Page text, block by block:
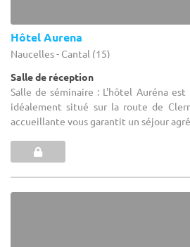
Hôtel Aurena
Naucelles - Cantal (15)
Salle de réception
Salle de séminaire : L'hôtel Auréna
idéalement situé sur la route de
accueillante vous garantit un séjour